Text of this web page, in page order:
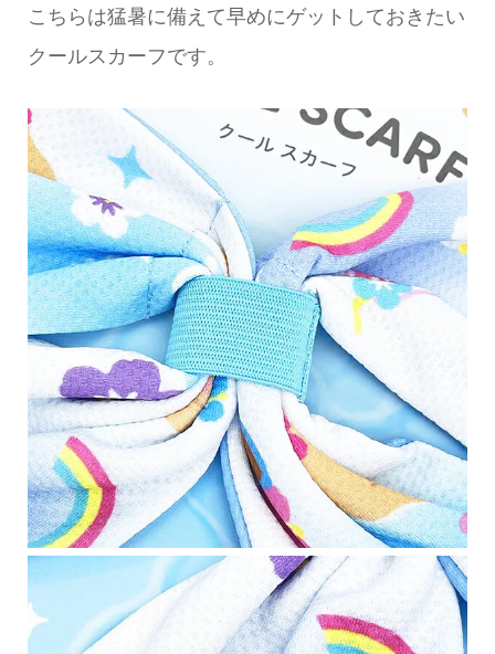
こちらは猛暑に備えて早めにゲットしておきたい
クールスカーフです。